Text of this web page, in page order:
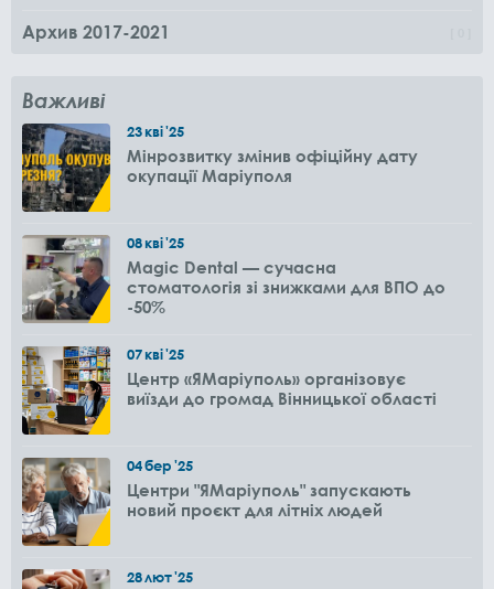
Архив 2017-2021
Важливі
23кві'25
Мінрозвитку змінив офіційну дату
окупації Маріуполя
08кві'25
Magic Dental — сучасна
стоматологія зі знижками для ВПО до
-50%
07кві'25
Центр «ЯМаріуполь» організовує
виїзди до громад Вінницької області
04бер'25
Центри "ЯМаріуполь" запускають
новий проєкт для літніх людей
28лют'25